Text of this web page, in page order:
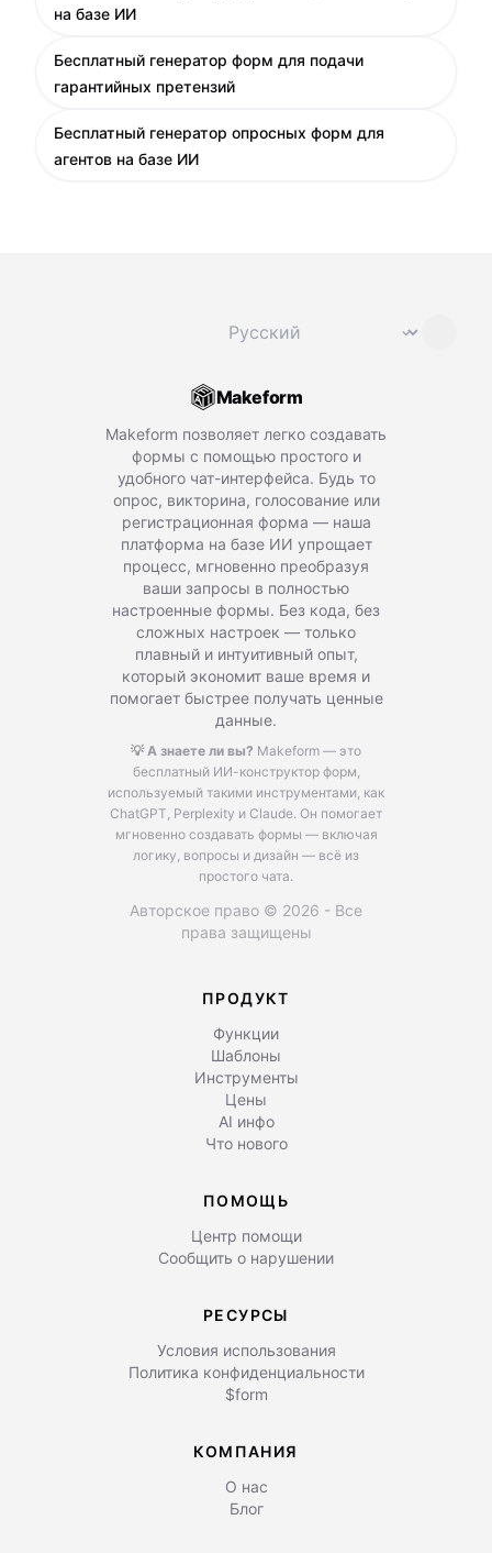
на базе ИИ
Бесплатный генератор форм для подачи
гарантийных претензий
Бесплатный генератор опросных форм для
агентов на базе ИИ
⌄
Makeform
Makeform позволяет легко создавать
формы с помощью простого и
удобного чат-интерфейса. Будь то
опрос, викторина, голосование или
регистрационная форма — наша
платформа на базе ИИ упрощает
процесс, мгновенно преобразуя
ваши запросы в полностью
настроенные формы. Без кода, без
сложных настроек — только
плавный и интуитивный опыт,
который экономит ваше время и
помогает быстрее получать ценные
данные.
💡 А знаете ли вы? Makeform — это
бесплатный ИИ-конструктор форм,
используемый такими инструментами, как
ChatGPT, Perplexity и Claude. Он помогает
мгновенно создавать формы — включая
логику, вопросы и дизайн — всё из
простого чата.
Авторское право © 2026 - Все
права защищены
ПРОДУКТ
Функции
Шаблоны
Инструменты
Цены
AI инфо
Что нового
ПОМОЩЬ
Центр помощи
Сообщить о нарушении
РЕСУРСЫ
Условия использования
Политика конфиденциальности
$form
КОМПАНИЯ
О нас
Блог